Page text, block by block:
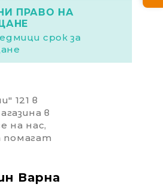
с вас в рамките на работния
ПРАВО НА
срок за
121 в
в
на нас,
помагат
Варна